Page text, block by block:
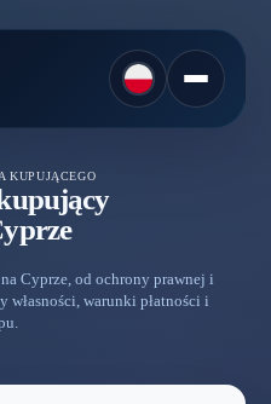
KUPUJĄCEGO
Cyprze, od ochrony prawnej i
własności, warunki płatności i